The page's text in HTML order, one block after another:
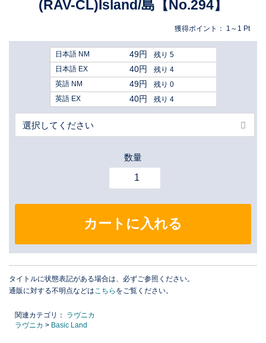
(RAV-CL)Island/島【No.294】
獲得ポイント： 1～1 Pt
日本語 NM 49円
残り 5
日本語 EX
40円
残り 4
英語 NM
49円
残り 0
英語 EX
40円 残り 4
数量
カートに入れる
タイトルに状態表記がある場合は、必ずご参照ください。
通販に対する不明点などは こちら をご覧ください。
関連カテゴリ：
ラヴニカ
ラヴニカ > Basic Land